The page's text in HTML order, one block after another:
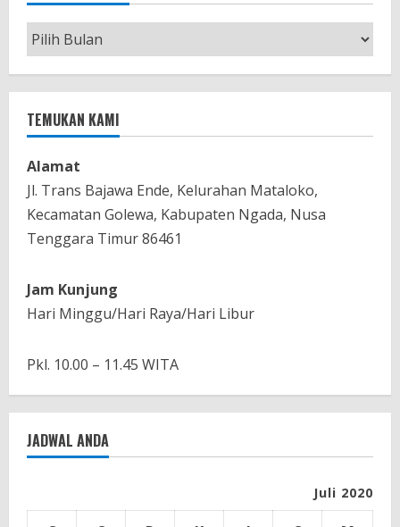
Berita
Bulanan
TEMUKAN KAMI
Alamat
Jl. Trans Bajawa Ende, Kelurahan Mataloko,
Kecamatan Golewa, Kabupaten Ngada, Nusa
Tenggara Timur 86461
Jam Kunjung
Hari Minggu/Hari Raya/Hari Libur
Pkl. 10.00 – 11.45 WITA
JADWAL ANDA
Juli 2020